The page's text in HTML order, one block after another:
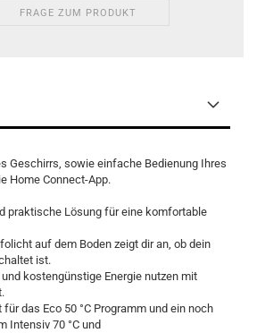
FRAGE ZUM PRODUKT
Geschirrs, sowie einfache Bedienung Ihres
Home Connect-App.
praktische Lösung für eine komfortable
auf dem Boden zeigt dir an, ob dein
ist.
und kostengünstige Energie nutzen mit
das Eco 50 °C Programm und ein noch
Intensiv 70 °C und